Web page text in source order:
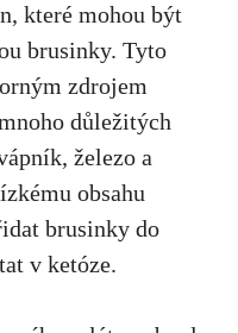
které mohou být
brusinky. Tyto
zdrojem
důležitých
železo a
obsahu
brusinky do
v ketóze.